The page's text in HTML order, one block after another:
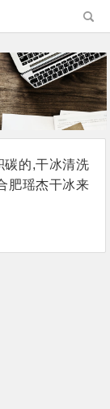
碳的,干冰清洗
肥瑶杰干冰来